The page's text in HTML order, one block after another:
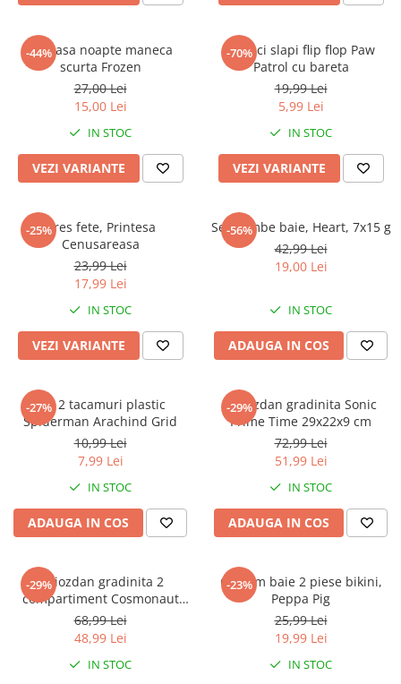
-44%
Camasa noapte maneca
scurta Frozen
27,00 Lei
15,00 Lei
IN STOC
VEZI VARIANTE
-70%
Papuci slapi flip flop Paw
Patrol cu bareta
19,99 Lei
5,99 Lei
IN STOC
VEZI VARIANTE
-25%Dres fete, Printesa
Cenusareasa
23,99 Lei
17,99 Lei
IN STOC
VEZI VARIANTE
-56%
Set bombe baie, Heart, 7x15 g
42,99 Lei
19,00 Lei
IN STOC
ADAUGA IN COS
-27%
Set 2 tacamuri plastic
Spiderman Arachind Grid
10,99 Lei
7,99 Lei
IN STOC
ADAUGA IN COS
-29%
Ghiozdan gradinita Sonic
Prime Time 29x22x9 cm
72,99 Lei
51,99 Lei
IN STOC
ADAUGA IN COS
-29%Ghiozdan gradinita 2
compartiment Cosmonaut
Space Explorer, 33x23x10 cm
68,99 Lei
48,99 Lei
IN STOC
-23%
Costum baie 2 piese bikini,
Peppa Pig
25,99 Lei
19,99 Lei
IN STOC